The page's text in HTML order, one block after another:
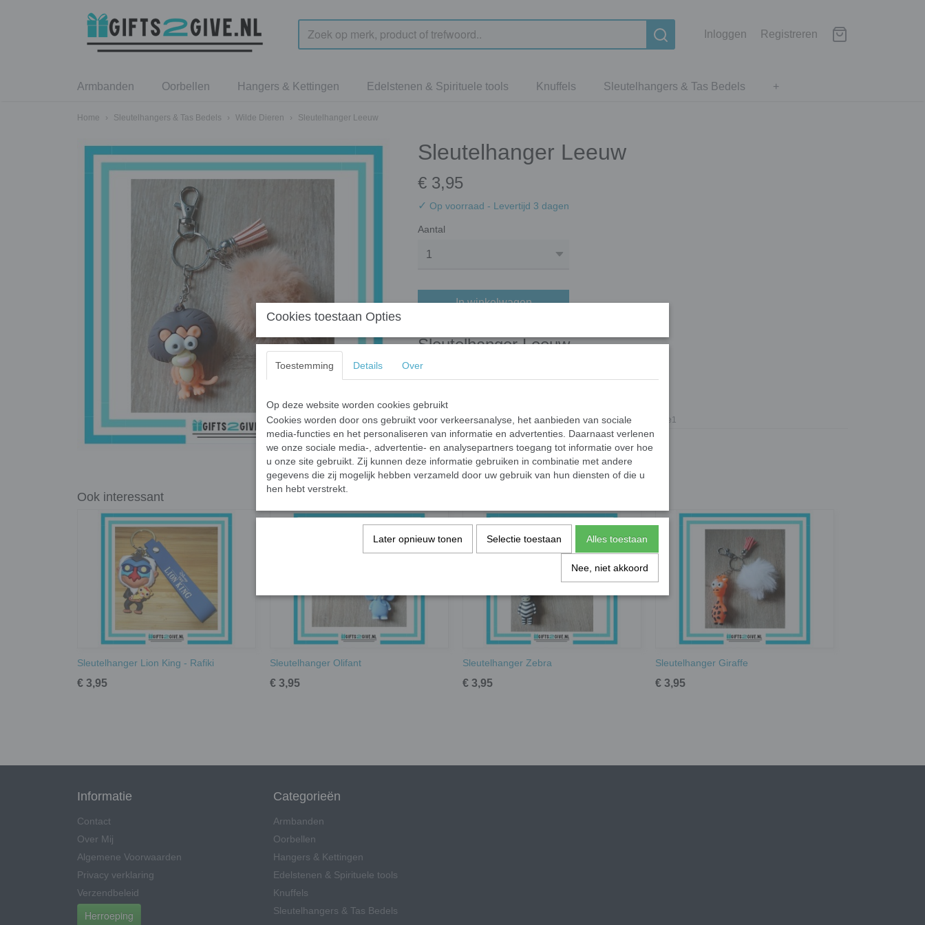
Inloggen Registreren
Armbanden Oorbellen Hangers & Kettingen Edelstenen & Spirituele tools Knuffels Sleutelhangers & Tas Bedels +
Home › Sleutelhangers & Tas Bedels › Wilde Dieren › Sleutelhanger Leeuw
Sleutelhanger Leeuw
€ 3,95
✓ Op voorraad - Levertijd 3 dagen
Aantal
In winkelwagen
Sleutelhanger Leeuw
Sleutelhanger met een Leeuw bedel, kwastje en pom.
Specificaties
Productcode leverancier Gifts2Give1
Save
Ook interessant
Sleutelhanger Lion King - Rafiki
€ 3,95
Sleutelhanger Olifant
€ 3,95
Sleutelhanger Zebra
€ 3,95
Sleutelhanger Giraffe
€ 3,95
Informatie
Contact
Over Mij
Algemene Voorwaarden
Privacy verklaring
Verzendbeleid
Herroeping
Categorieën
Armbanden
Oorbellen
Hangers & Kettingen
Edelstenen & Spirituele tools
Knuffels
Sleutelhangers & Tas Bedels
Cookies toestaan Opties
Toestemming Details Over
Op deze website worden cookies gebruikt
Cookies worden door ons gebruikt voor verkeersanalyse, het aanbieden van sociale
media-functies en het personaliseren van informatie en advertenties. Daarnaast verlenen
we onze sociale media-, advertentie- en analysepartners toegang tot informatie over hoe
u onze site gebruikt. Zij kunnen deze informatie gebruiken in combinatie met andere
gegevens die zij mogelijk hebben verzameld door uw gebruik van hun diensten of die u
hen hebt verstrekt.
Later opnieuw tonen Selectie toestaan Alles toestaan
Nee, niet akkoord